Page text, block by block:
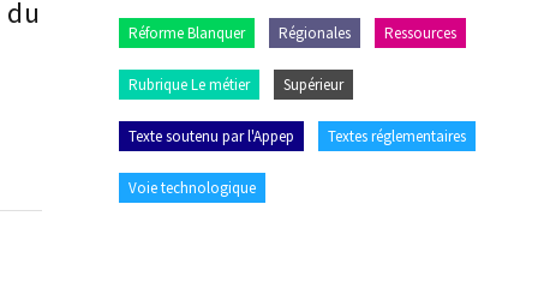
Réforme Blanquer Régionales Ressources
Rubrique Le métier Supérieur
Texte soutenu par l'Appep Textes réglementaires
Voie technologique